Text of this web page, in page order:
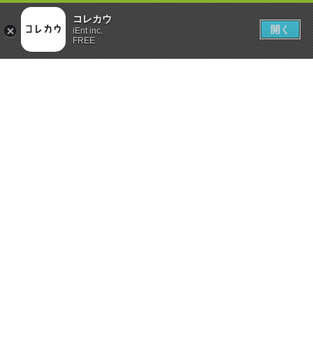
コレカウ
iEnt inc.
FREE
開く